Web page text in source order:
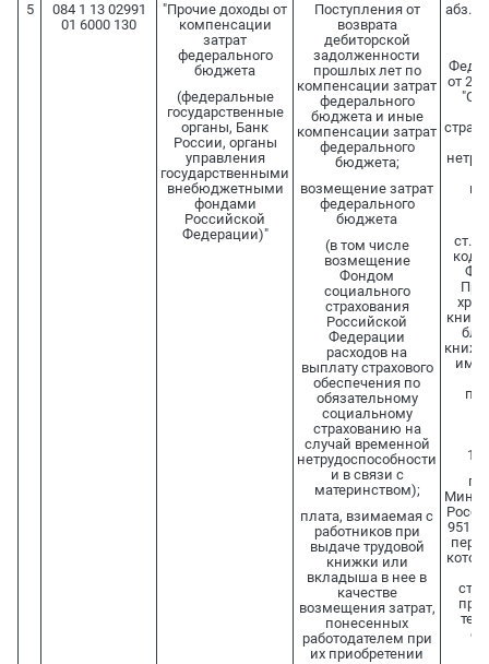
5
084 1 13 02991
01 6000 130
"Прочие доходы от
компенсации
затрат
федерального
бюджета
(федеральные
государственные
органы, Банк
России, органы
управления
государственными
внебюджетными
фондами
Российской
Федерации)"
Поступления от
возврата
дебиторской
задолженности
прошлых лет по
компенсации затрат
федерального
бюджета и иные
компенсации затрат
федерального
бюджета;
возмещение затрат
федерального
бюджета
(в том числе
возмещение
Фондом
социального
страхования
Российской
Федерации
расходов на
выплату страхового
обеспечения по
обязательному
социальному
страхованию на
случай временной
нетрудоспособности
и в связи с
материнством);
плата, взимаемая с
работников при
выдаче трудовой
книжки или
вкладыша в нее в
качестве
возмещения затрат,
понесенных
работодателем при
их приобретении
абз. 7
от
"Об
ст.
ими
951н